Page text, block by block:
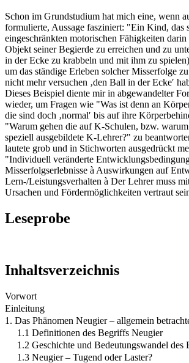
Schon im Grundstudium hat mich eine, wenn
formulierte, Aussage fasziniert: "Ein Kind, das
eingeschränkten motorischen Fähigkeiten
Objekt seiner Begierde zu erreichen und zu
in der Ecke zu krabbeln und mit ihm zu
um das ständige Erleben solcher Misserfolge
nicht mehr versuchen ‚den Ball in der Ecke′
Dieses Beispiel diente mir in abgewandelter
wieder, um Fragen wie "Was ist denn an
die sind doch ‚normal′ bis auf ihre
"Warum gehen die auf K-Schulen, bzw.
speziell ausgebildete K-Lehrer?" zu
lautete grob und in Stichworten ausgedrückt
"Individuell veränderte
Misserfolgserlebnisse à Auswirkungen auf
Lern-/Leistungsverhalten à Der Lehrer muss
Ursachen und Fördermöglichkeiten vertraut
Leseprobe
Inhaltsverzeichnis
Vorwort
Einleitung
1. Das Phänomen Neugier – allgemein
1.1 Definitionen des Begriffs Neugier
1.2 Geschichte und Bedeutungswandel des
1.3 Neugier – Tugend oder Laster?